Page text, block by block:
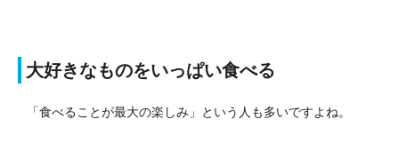
大好きなものをいっぱい食べる
「食べることが最大の楽しみ」という人も多いですよね。